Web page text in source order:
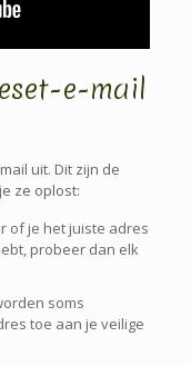
e-mail
uit. Dit zijn de
ze oplost:
of je het juiste adres
probeer dan elk
soms
toe aan je veilige